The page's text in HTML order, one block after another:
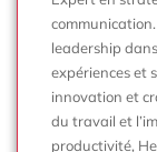
leadership
expériences et
innovation et
du travail et
productivité,